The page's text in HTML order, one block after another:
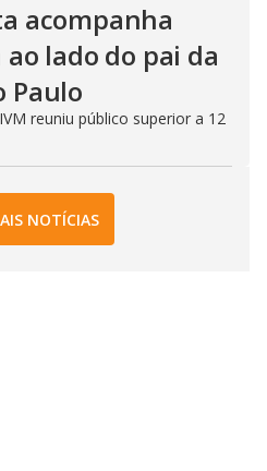
acompanha
lado do pai da
Paulo
reuniu público superior a 12
NOTÍCIAS